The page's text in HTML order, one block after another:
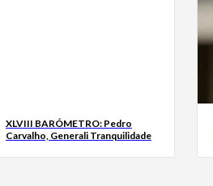
XLVIII BARÓMETRO: Pedro
Carvalho, Generali Tranquilidade